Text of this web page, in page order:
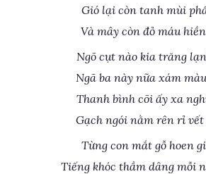
Gió lại còn tanh mùi
Và mây còn đỏ máu
Ngõ cụt nào kia trăng
Ngã ba này nữa xám
Thanh bình cõi ấy xa
Gạch ngói nằm rên rỉ
Từng con mắt gỗ hoen
Tiếng khóc thầm dâng mỗi